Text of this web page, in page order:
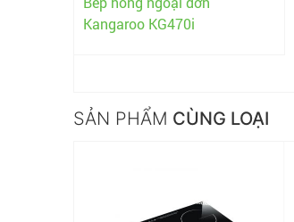
Kangaroo KG470i
SẢN PHẨM CÙNG LOẠI